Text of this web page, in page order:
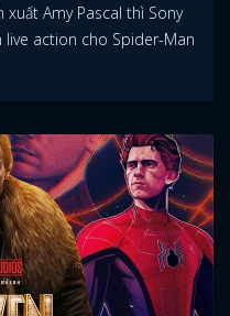
Amy Pascal thì Sony
action cho Spider-Man